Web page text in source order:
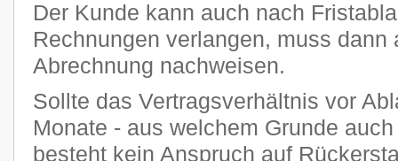
Der Kunde kann auch nach
Rechnungen verlangen, muss
Abrechnung nachweisen.
Sollte das Vertragsverhältnis vor
Monate - aus welchem Grunde
besteht kein Anspruch auf